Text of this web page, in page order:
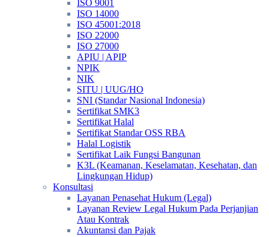
ISO 9001
ISO 14000
ISO 45001:2018
ISO 22000
ISO 27000
APIU | APIP
NPIK
NIK
SITU | UUG/HO
SNI (Standar Nasional Indonesia)
Sertifikat SMK3
Sertifikat Halal
Sertifikat Standar OSS RBA
Halal Logistik
Sertifikat Laik Fungsi Bangunan
K3L (Keamanan, Keselamatan, Kesehatan, dan
Lingkungan Hidup)
Konsultasi
Layanan Penasehat Hukum (Legal)
Layanan Review Legal Hukum Pada Perjanjian
Atau Kontrak
Akuntansi dan Pajak